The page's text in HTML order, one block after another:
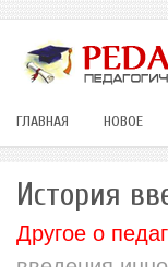
ГЛАВНАЯ НОВОЕ
История
Другое о